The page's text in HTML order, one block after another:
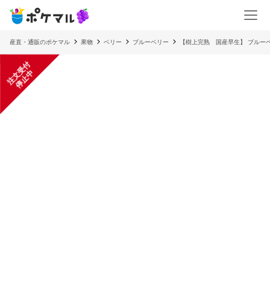
産直・通販のポケマル 果物 ベリー ブルーベリー 【樹上完熟 国産早生】 ブルー
注
文
受
付
停
止
中